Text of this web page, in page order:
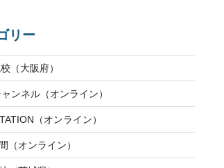
リー
（大阪府）
ンネル（オンライン）
（オンライン）
（オンライン）